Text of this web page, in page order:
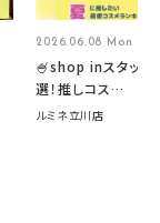
2026.06.08 Mon
🍧shop inスタッフ
選！推しコス
summer2026開催
ルミネ立川店